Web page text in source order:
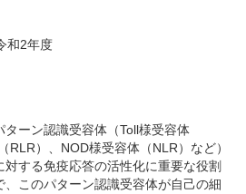
和2年度
ーン認識受容体（Toll様受容体
RLR）、NOD様受容体（NLR）など）
する免疫応答の活性化に重要な役割
このパターン認識受容体が自己の細